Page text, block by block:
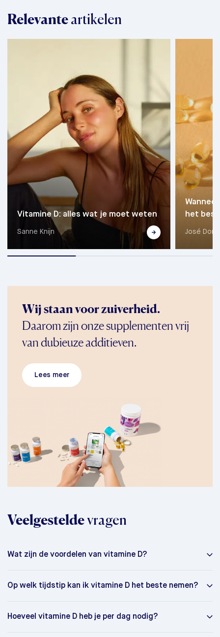
Relevante artikelen
Vitamine D: alles wat je moet weten
Sanne Knijn
het
José
Wij staan voor zuiverheid.
Daarom zijn onze supplementen vrij
van dubieuze additieven.
Lees meer
Veelgesteldevragen
Wat zijn de voordelen van vitamine D?
Op welk tijdstip kan ik vitamine D het beste nemen?
Hoeveel vitamine D heb je per dag nodig?